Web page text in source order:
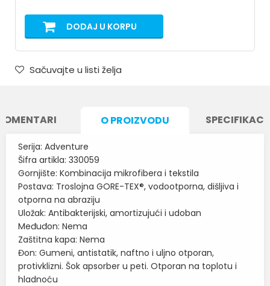
DODAJ U KORPU
Sačuvajte u listi želja
O PROIZVODU
Serija: Adventure
Šifra artikla: 330059
Gornjište: Kombinacija mikrofibera i tekstila
Postava: Troslojna GORE-TEX®, vodootporna, dišljiva i
otporna na abraziju
Uložak: Antibakterijski, amortizujući i udoban
Međuđon: Nema
Zaštitna kapa: Nema
Đon: Gumeni, antistatik, naftno i uljno otporan,
protivklizni. Šok apsorber u peti. Otporan na toplotu i
hladnoću